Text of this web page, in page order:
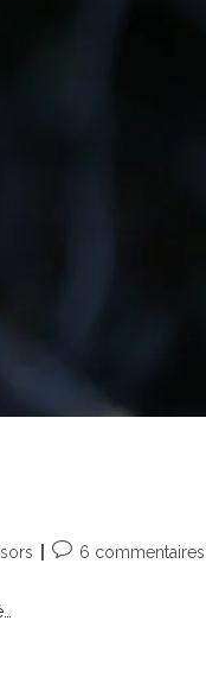
6 commentaires